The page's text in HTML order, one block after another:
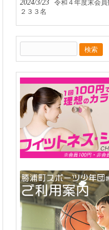
2024/3/23
令和４年度末会
２３３名
索: